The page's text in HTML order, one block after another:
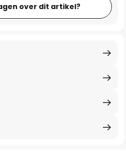
over dit artikel?